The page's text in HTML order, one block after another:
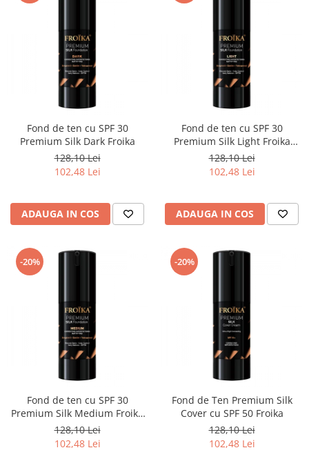
Fond de ten cu SPF 30
Premium Silk Dark Froika
128,10 Lei
102,48 Lei
ADAUGA IN COS
Fond de ten cu SPF 30
Premium Silk Light Froika
pentru un ten natural
128,10 Lei
102,48 Lei
ADAUGA IN COS
-20%
Fond de ten cu SPF 30
Premium Silk Medium Froika
pentru un ten uniform
128,10 Lei
102,48 Lei
-20%
Fond de Ten Premium Silk
Cover cu SPF 50 Froika
128,10 Lei
102,48 Lei